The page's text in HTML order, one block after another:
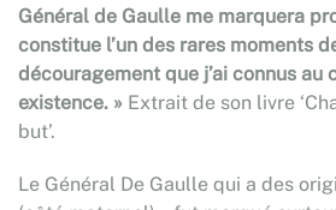
Général de Gaulle me marquera
constitue l’un des rares moments
découragement que j’ai connus au
existence. » Extrait de son livre
but’.
Le Général De Gaulle qui a des